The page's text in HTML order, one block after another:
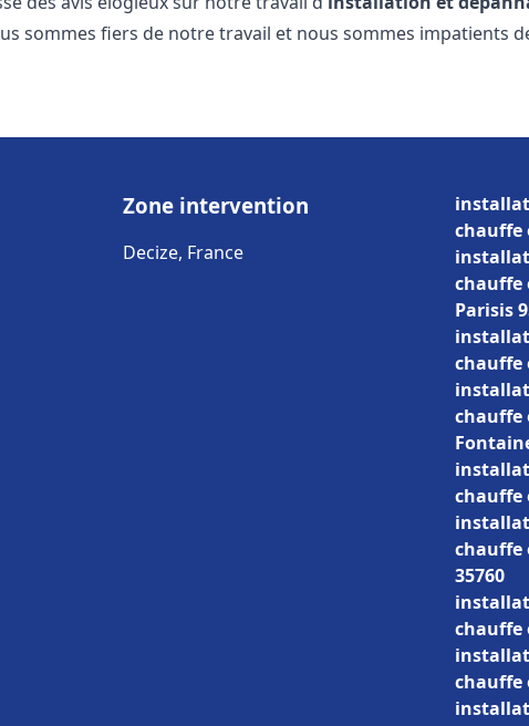
sommes fiers de notre travail et nous sommes impatients
Zone intervention
Decize, France
chauffe
chauffe
Parisis
chauffe
chauffe
chauffe
chauffe
35760
chauffe
chauffe